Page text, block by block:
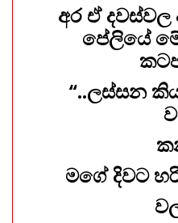
අර ඒ
පේලියේ
“..ලස්සන
මගේ දිවට